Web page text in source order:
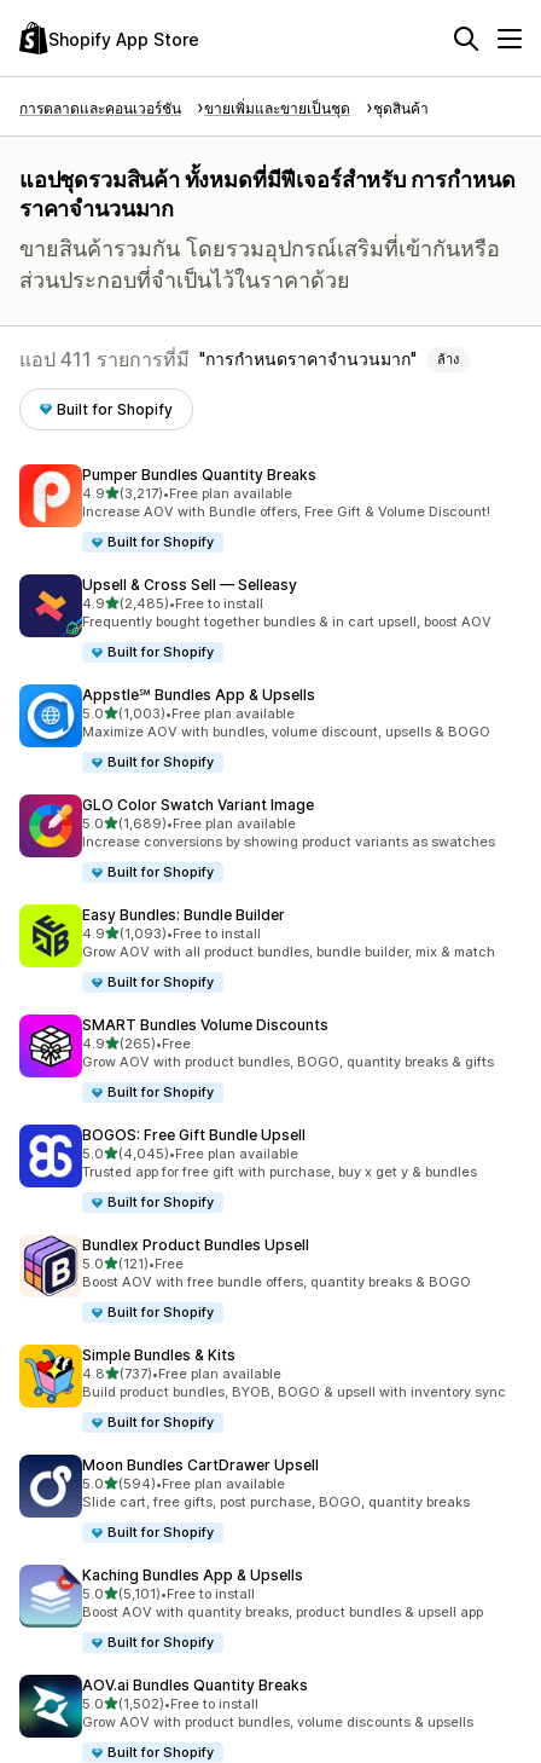
Shopify App Store
การตลาดและคอนเวอร์ชัน ขายเพิ่มและขายเป็นชุด ชุดสินค้า
แอปชุดรวมสินค้า ทั้งหมดที่มีฟีเจอร์สำหรับ การกำหนด
ราคาจำนวนมาก
ขายสินค้ารวมกัน โดยรวมอุปกรณ์เสริมที่เข้ากันหรือ
ส่วนประกอบที่จำเป็นไว้ในราคาด้วย
แอป 411 รายการที่มี การกำหนดราคาจำนวนมาก ล้าง
Built for Shopify
Pumper Bundles Quantity Breaks
4.9เต็ม 5 ดาว
(3,217)
ทั้งหมด 3217 รีวิว
•Free plan available
Increase AOV with Bundle offers, Free Gift & Volume Discount!
Built for Shopify
Upsell & Cross Sell — Selleasy
4.9เต็ม 5 ดาว
(2,485)
ทั้งหมด 2485 รีวิว
•Free to install
Frequently bought together bundles & in cart upsell, boost AOV
Built for Shopify
Appstle℠ Bundles App & Upsells
5.0เต็ม 5 ดาว
(1,003)
ทั้งหมด 1003 รีวิว
•Free plan available
Maximize AOV with bundles, volume discount, upsells & BOGO
Built for Shopify
GLO Color Swatch Variant Image
5.0เต็ม 5 ดาว
(1,689)
ทั้งหมด 1689 รีวิว
•Free plan available
Increase conversions by showing product variants as swatches
Built for Shopify
Easy Bundles: Bundle Builder
4.9เต็ม 5 ดาว
(1,093)
ทั้งหมด 1093 รีวิว
•Free to install
Grow AOV with all product bundles, bundle builder, mix & match
Built for Shopify
SMART Bundles Volume Discounts
4.9เต็ม 5 ดาว
(265)
ทั้งหมด 265 รีวิว
•Free
Grow AOV with product bundles, BOGO, quantity breaks & gifts
Built for Shopify
BOGOS: Free Gift Bundle Upsell
5.0เต็ม 5 ดาว
(4,045)
ทั้งหมด 4045 รีวิว
•Free plan available
Trusted app for free gift with purchase, buy x get y & bundles
Built for Shopify
Bundlex Product Bundles Upsell
5.0เต็ม 5 ดาว
(121)
ทั้งหมด 121 รีวิว
•Free
Boost AOV with free bundle offers, quantity breaks & BOGO
Built for Shopify
Simple Bundles & Kits
4.8เต็ม 5 ดาว
(737)
ทั้งหมด 737 รีวิว
•Free plan available
Build product bundles, BYOB, BOGO & upsell with inventory sync
Built for Shopify
Moon Bundles CartDrawer Upsell
5.0เต็ม 5 ดาว
(594)
ทั้งหมด 594 รีวิว
•Free plan available
Slide cart, free gifts, post purchase, BOGO, quantity breaks
Built for Shopify
Kaching Bundles App & Upsells
5.0เต็ม 5 ดาว
(5,101)
ทั้งหมด 5101 รีวิว
•Free to install
Boost AOV with quantity breaks, product bundles & upsell app
Built for Shopify
AOV.ai Bundles Quantity Breaks
5.0เต็ม 5 ดาว
(1,502)
ทั้งหมด 1502 รีวิว
•Free to install
Grow AOV with product bundles, volume discounts & upsells
Built for Shopify